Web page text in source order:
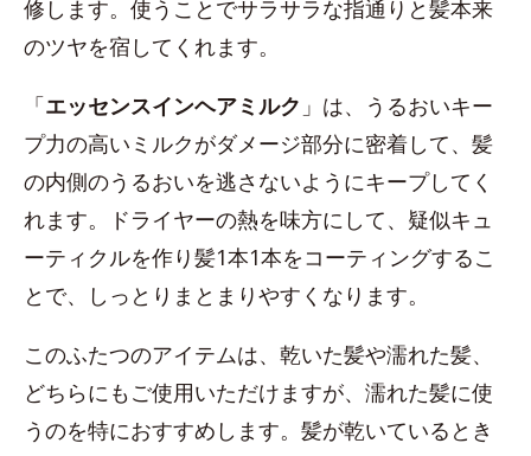
修します。使うことでサラサラな指通りと髪本来
のツヤを宿してくれます。
「エッセンスインヘアミルク 」は、うるおいキー
プ力の高いミルクがダメージ部分に密着して、髪
の内側のうるおいを逃さないようにキープしてく
れます。ドライヤーの熱を味方にして、疑似キュ
ーティクルを作り髪1本1本をコーティングするこ
とで、しっとりまとまりやすくなります。
このふたつのアイテムは、乾いた髪や濡れた髪、
どちらにもご使用いただけますが、濡れた髪に使
うのを特におすすめします。髪が乾いているとき